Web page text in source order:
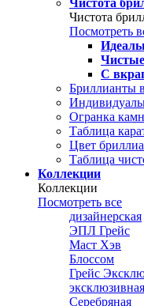
Чистота
Чистота
Посмотреть
С
Бриллианты
Огранка
Таблица
Цвет
Таблица
Коллекции
Коллекции
Посмотреть все
дизайнерская
ЭПЛ Грейс
Маст Хэв
Блоссом
Грейс
эксклюзивная
Серебряная